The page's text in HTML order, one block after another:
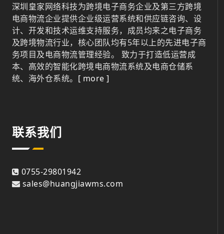
深圳皇家网络科技为跨境电子商务企业及第三方跨境
电商物流企业提供企业级运营系统和供应链咨询、设
计、开发和技术运维支持服务，成员均来之电子商务
及跨境物流行业，核心团队均有5年以上的先进电子商
务项目及电商物流管理经验。 致力于打造低运营成
本、高效的智能化跨境电商物流系统及电商仓储系
统、海外仓系统。 [ more ]
联系我们
0755-29801942
sales@huangjiawms.com